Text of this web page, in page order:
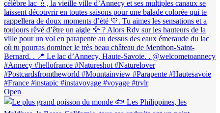
Open